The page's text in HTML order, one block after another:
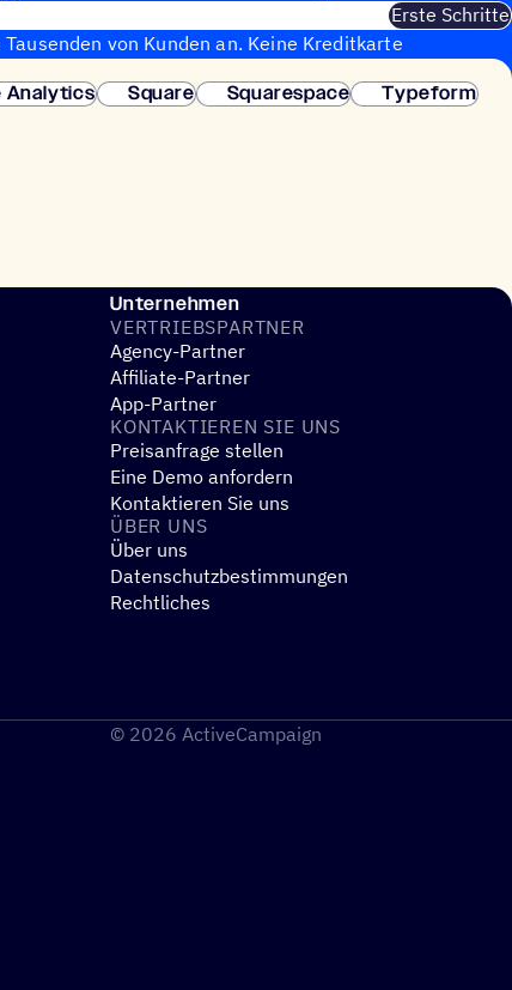
Erste Schritte
von Kunden an. Keine Kreditkarte
Einrichtung.
Analytics Square Squarespace
Typeform
Unternehmen
VERTRIEBS­PART­NER
Agency-Partner
Affiliate-Partner
App-Partner
KONTAK­TIE­REN SIE UNS
Preisanfrage stellen
Eine Demo anfordern
Kontaktieren Sie uns
ÜBER UNS
Über uns
Datenschutzbestimmungen
Rechtliches
© 2026 ActiveCampaign